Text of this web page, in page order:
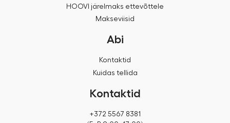
HOOVI järelmaks ettevõttele
Makseviisid
Abi
Kontaktid
Kuidas tellida
Kontaktid
+372 5567 8381